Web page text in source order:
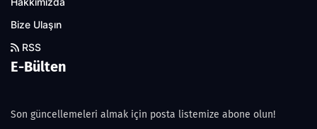
Hakkımızda
Bize Ulaşın
RSS
E-Bülten
Son güncellemeleri almak için posta listemize abone olun!